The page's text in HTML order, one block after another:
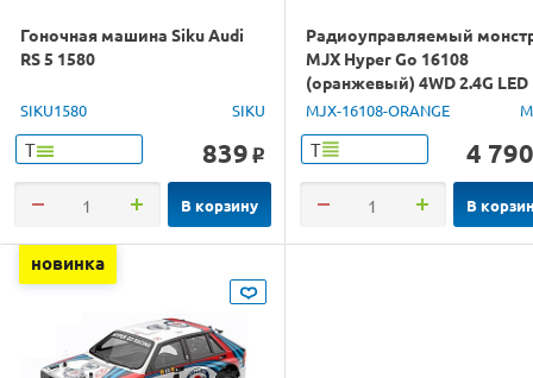
Гоночная машина Siku Audi
RS 5 1580
SIKU1580 SIKU
Т 839 o
В корзину
Радиоуправляемый
MJX Hyper Go 16108
(оранжевый) 4WD 2.4G LED
1/16 RTR
MJX-16108-ORANGE
Т 4 790
В
новинка